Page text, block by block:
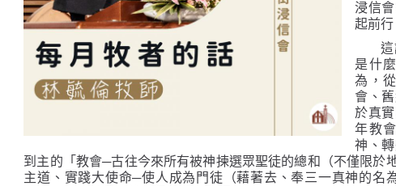
浸信
起前行
是什
為，
會、
於真
年教
神、
到主的「教會─古往今來所有被神揀選眾聖徒的總和（不僅限於
主道、實踐大使命─使人成為門徒（藉著去、奉三一真神的名